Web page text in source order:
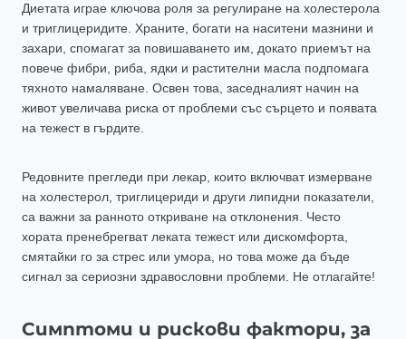
Диетата играе ключова роля за регулиране на холестерола
и триглицеридите. Храните, богати на наситени мазнини и
захари, спомагат за повишаването им, докато приемът на
повече фибри, риба, ядки и растителни масла подпомага
тяхното намаляване. Освен това, заседналият начин на
живот увеличава риска от проблеми със сърцето и появата
на тежест в гърдите.
Редовните прегледи при лекар, които включват измерване
на холестерол, триглицериди и други липидни показатели,
са важни за ранното откриване на отклонения. Често
хората пренебрегват леката тежест или дискомфорта,
смятайки го за стрес или умора, но това може да бъде
сигнал за сериозни здравословни проблеми. Не отлагайте!
Симптоми и рискови фактори, за